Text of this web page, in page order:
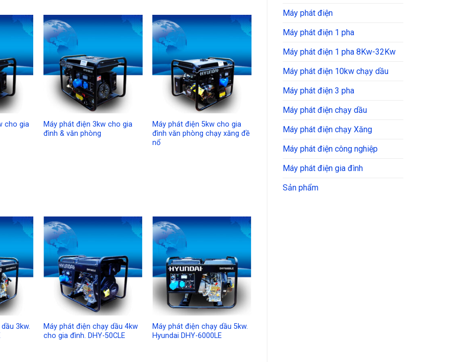
cho gia
Máy phát điện 3kw cho gia
đình & văn phòng
Máy phát điện 5kw cho gia
đình văn phòng chạy xăng đề
nổ
3kw.
Máy phát điện chạy dầu 4kw
cho gia đình. DHY-50CLE
Máy phát điện chạy dầu 5kw.
Hyundai DHY-6000LE
Máy phát điện
Máy phát điện 1 pha
Máy phát điện 1 pha 8Kw-32Kw
Máy phát điện 10kw chạy dầu
Máy phát điện 3 pha
Máy phát điện chạy dầu
Máy phát điện chạy Xăng
Máy phát điện công nghiệp
Máy phát điện gia đình
Sản phẩm